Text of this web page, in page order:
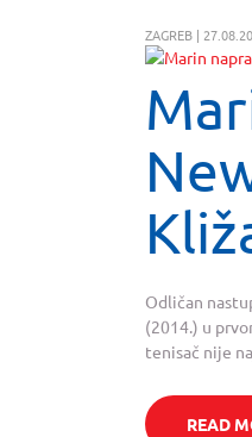
ZAGREB |
Odličan
(2014.) u
tenisač nije
READ